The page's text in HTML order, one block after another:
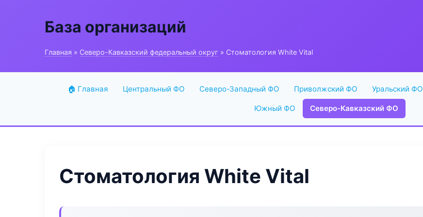
База организаций
Главная » Северо-Кавказский федеральный округ » Стоматология White Vital
🏠 Главная Центральный ФО Северо-Западный ФО Приволжский ФО Уральский ФО
Южный ФО Северо-Кавказский ФО
Стоматология White Vital